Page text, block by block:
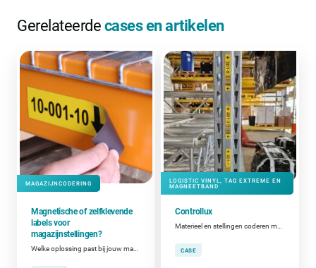
Gerelateerde cases en artikelen
MAGAZIJNCODERING
Magnetische of zelfklevende
labels voor
magazijnstellingen?
LOGISTIC VINYL, TAG EXTREME EN
MAGNEETBAND
Controllux
CASE